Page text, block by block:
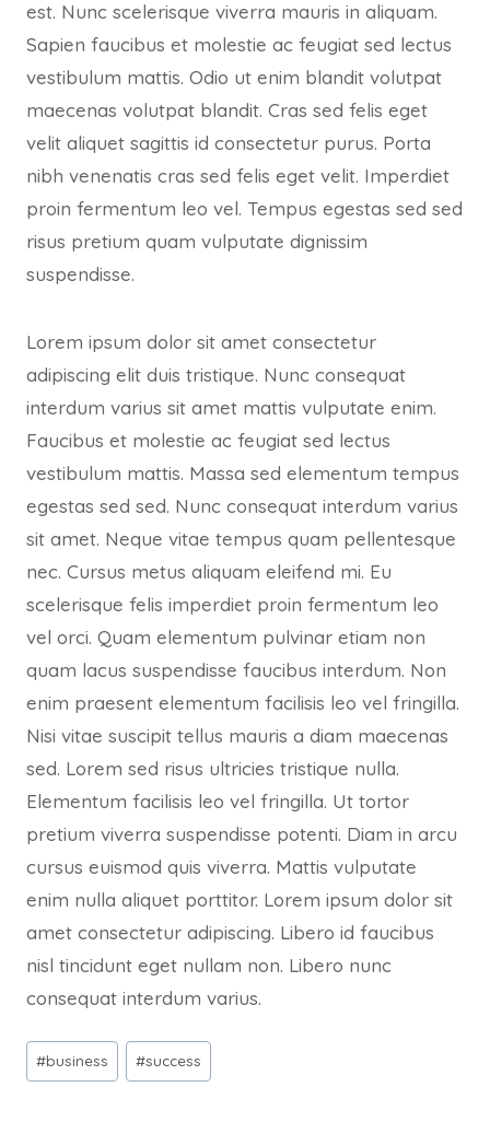
est. Nunc scelerisque viverra mauris in aliquam.
Sapien faucibus et molestie ac feugiat sed lectus
vestibulum mattis. Odio ut enim blandit volutpat
maecenas volutpat blandit. Cras sed felis eget
velit aliquet sagittis id consectetur purus. Porta
nibh venenatis cras sed felis eget velit. Imperdiet
proin fermentum leo vel. Tempus egestas sed sed
risus pretium quam vulputate dignissim
suspendisse.
Lorem ipsum dolor sit amet consectetur
adipiscing elit duis tristique. Nunc consequat
interdum varius sit amet mattis vulputate enim.
Faucibus et molestie ac feugiat sed lectus
vestibulum mattis. Massa sed elementum tempus
egestas sed sed. Nunc consequat interdum varius
sit amet. Neque vitae tempus quam pellentesque
nec. Cursus metus aliquam eleifend mi. Eu
scelerisque felis imperdiet proin fermentum leo
vel orci. Quam elementum pulvinar etiam non
quam lacus suspendisse faucibus interdum. Non
enim praesent elementum facilisis leo vel fringilla.
Nisi vitae suscipit tellus mauris a diam maecenas
sed. Lorem sed risus ultricies tristique nulla.
Elementum facilisis leo vel fringilla. Ut tortor
pretium viverra suspendisse potenti. Diam in arcu
cursus euismod quis viverra. Mattis vulputate
enim nulla aliquet porttitor. Lorem ipsum dolor sit
amet consectetur adipiscing. Libero id faucibus
nisl tincidunt eget nullam non. Libero nunc
consequat interdum varius.
Post
Tags:
#business #success